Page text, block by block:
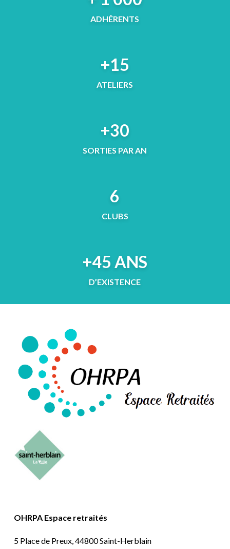
ADHÉRENTS
+15
ATELIERS
+30
SORTIES PAR AN
6
CLUBS
+45 ANS
D’EXISTENCE
OHRPA Espace retraités
5 Place de Preux, 44800 Saint-Herblain